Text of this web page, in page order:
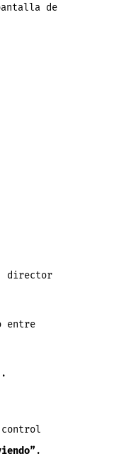
de
director
entre
.